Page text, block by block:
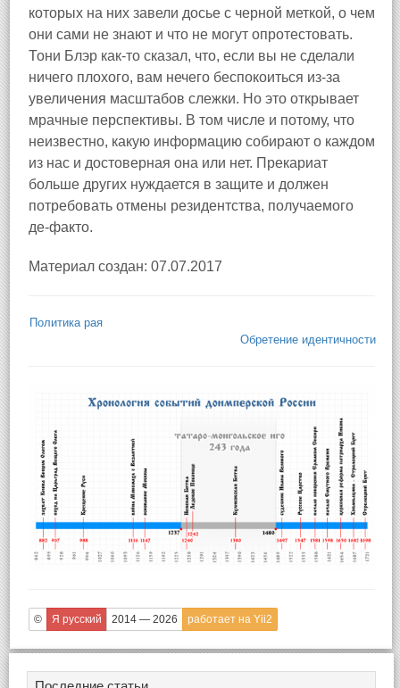
которых на них завели досье с черной меткой, о чем
они сами не знают и что не могут опротестовать.
Тони Блэр как‑то сказал, что, если вы не сделали
ничего плохого, вам нечего беспокоиться из‑за
увеличения масштабов слежки. Но это открывает
мрачные перспективы. В том числе и потому, что
неизвестно, какую информацию собирают о каждом
из нас и достоверная она или нет. Прекариат
больше других нуждается в защите и должен
потребовать отмены резидентства, получаемого
де‑факто.
Материал создан: 07.07.2017
Политика рая
Обретение идентичности
© Я русский 2014 — 2026 работает на Yii2